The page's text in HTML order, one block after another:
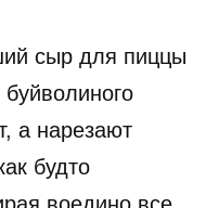
сыр для пиццы
а нарезают
будто